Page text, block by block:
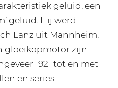
geluid, een
geluid. Hij werd
Lanz uit Mannheim.
gloeikopmotor zijn
1921 tot en met
en series.